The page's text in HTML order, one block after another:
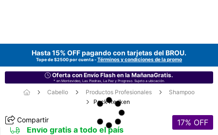
Hasta 15% OFF pagando con tarjetas del BROU.
Tope de $2500 por cuenta -Términos y condiciones de la promo
Oferta con Envío Flash en la MañanaGratis.
* en Montevideo, Las Piedras, La Paz y Progreso. Sujeto a ubicación.
Cabello Productos Profesionales
Shampoo
Pack Redken
Compartir 17% OFF
Envío gratis a todo el país